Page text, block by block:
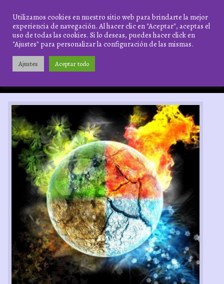
contenido
Zona
Arcana
Los cuatro elementos y la magia
elemental
Utilizamos cookies en nuestro sitio web para brindarte la mejor
experiencia de navegación. Al hacer clic en "Aceptar", aceptas el
uso de todas las cookies. Si lo deseas, puedes hacer click en
"Ajustes" para personalizar la configuración de las mismas.
Ajustes Aceptar todo